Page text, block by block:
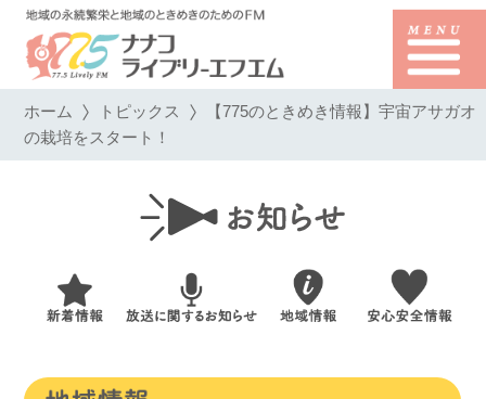
ホーム トピックス 【775のときめき情報】宇宙アサガオ
の栽培をスタート！